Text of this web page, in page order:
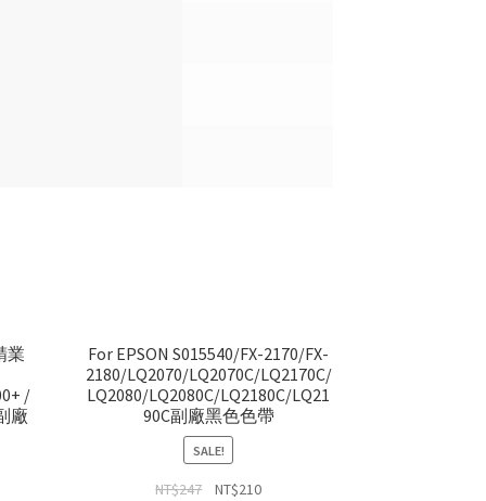
業
/
廠
For EPSON S015540/FX-2170/FX-
2180/LQ2070/LQ2070C/LQ2170C/
LQ2080/LQ2080C/LQ2180C/LQ21
90C副廠黑色色帶
SALE!
NT$247 NT$210